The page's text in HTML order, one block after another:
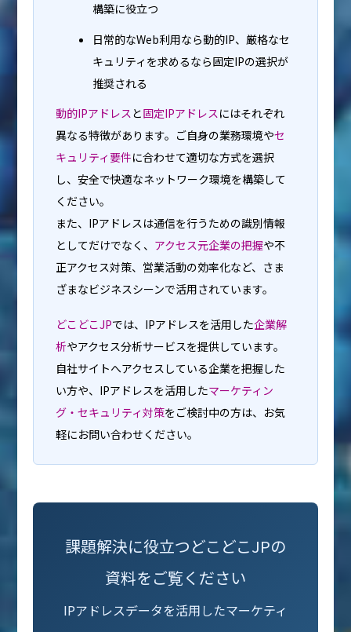
構築に役立つ
日常的なWeb利用なら動的IP、厳格なセ
キュリティを求めるなら固定IPの選択が
推奨される
動的IPアドレスと固定IPアドレスにはそれぞれ
異なる特徴があります。ご自身の業務環境やセ
キュリティ要件に合わせて適切な方式を選択
し、安全で快適なネットワーク環境を構築して
ください。
また、IPアドレスは通信を行うための識別情報
としてだけでなく、 アクセス元企業の把握や不
正アクセス対策、営業活動の効率化など、さま
ざまなビジネスシーンで活用されています。
どこどこJPでは、IPアドレスを活用した企業解
析やアクセス分析サービスを提供しています。
自社サイトへアクセスしている企業を把握した
い方や、IPアドレスを活用したマーケティン
グ・セキュリティ対策をご検討中の方は、お気
軽にお問い合わせください。
課題解決に役立つどこどこJPの
資料をご覧ください
IPアドレスデータを活用したマーケティ